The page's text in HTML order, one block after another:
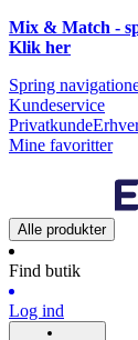
Mix & Match -
Klik her
Spring
Kundeservice
Privatkunde
Mine favoritter
Alle produkter
Find butik
Log ind